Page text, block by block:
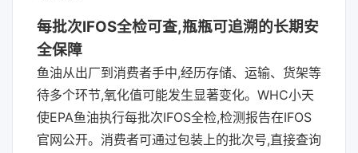
每批次IFOS全检可查,瓶瓶可追溯的长期安
全保障
鱼油从出厂到消费者手中,经历存储、运输、货架等
待多个环节,氧化值可能发生显著变化。WHC小天
使EPA鱼油执行每批次IFOS全检,检测报告在IFOS
官网公开。消费者可通过包装上的批次号,直接查询